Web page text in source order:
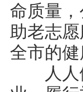
命质量
助老志
全市的
人人健